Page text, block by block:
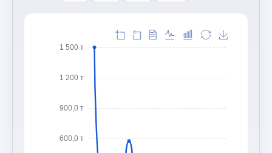
600,0 т
900,0 т
1 200 т
1 500 т